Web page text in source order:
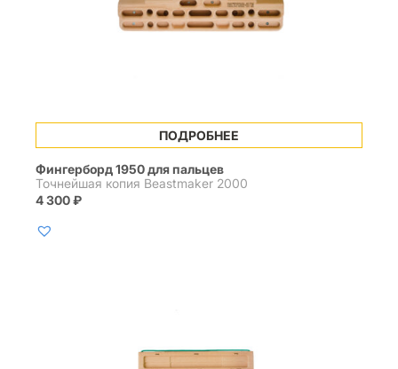
ПОДРОБНЕЕ
Фингерборд 1950 для пальцев
Точнейшая копия Beastmaker 2000
4 300₽